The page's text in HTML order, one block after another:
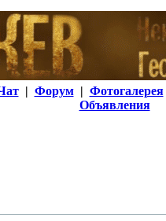
| Форум | Фотогалерея
Объявления